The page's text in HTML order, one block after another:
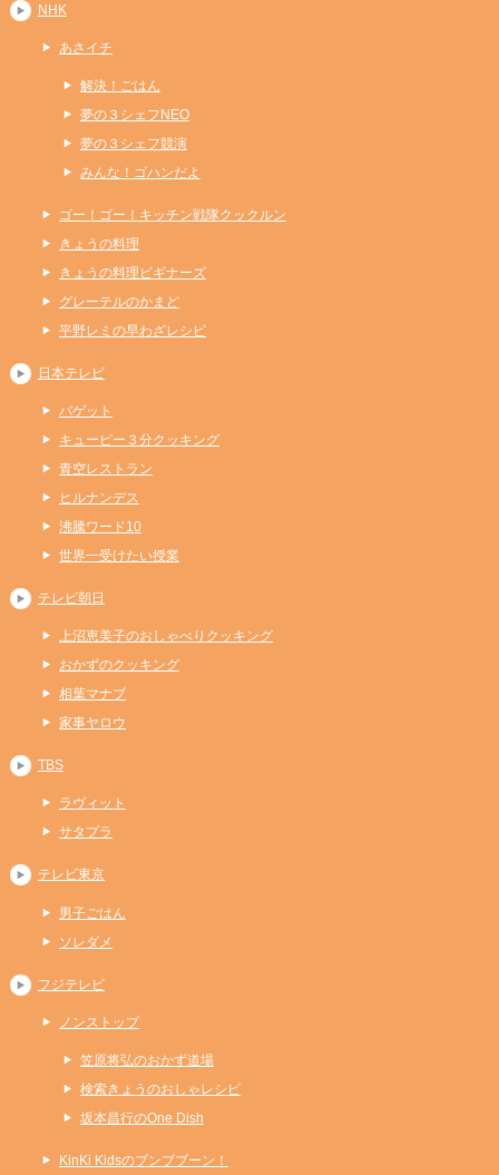
NHK
あさイチ
解決！ごはん
夢の３シェフNEO
夢の３シェフ競演
みんな！ゴハンだよ
ゴー！ゴー！キッチン戦隊クックルン
きょうの料理
きょうの料理ビギナーズ
グレーテルのかまど
平野レミの早わざレシピ
日本テレビ
バゲット
キューピー３分クッキング
青空レストラン
ヒルナンデス
沸騰ワード10
世界一受けたい授業
テレビ朝日
上沼恵美子のおしゃべりクッキング
おかずのクッキング
相葉マナブ
家事ヤロウ
TBS
ラヴィット
サタプラ
テレビ東京
男子ごはん
ソレダメ
フジテレビ
ノンストップ
笠原将弘のおかず道場
検索きょうのおしゃレシピ
坂本昌行のOne Dish
KinKi Kidsのブンブブーン！